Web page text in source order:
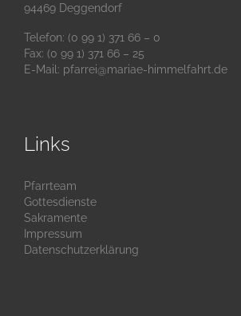
94469 Deggendorf
Telefon: (0 99 1) 371 66 – 0
Fax: (0 99 1) 371 66 – 25
E-Mail: pfarrei@mariae-himmelfahrt.de
Links
Pfarrteam
Gottesdienste
Sakramente
Impressum
Datenschutzerklärung